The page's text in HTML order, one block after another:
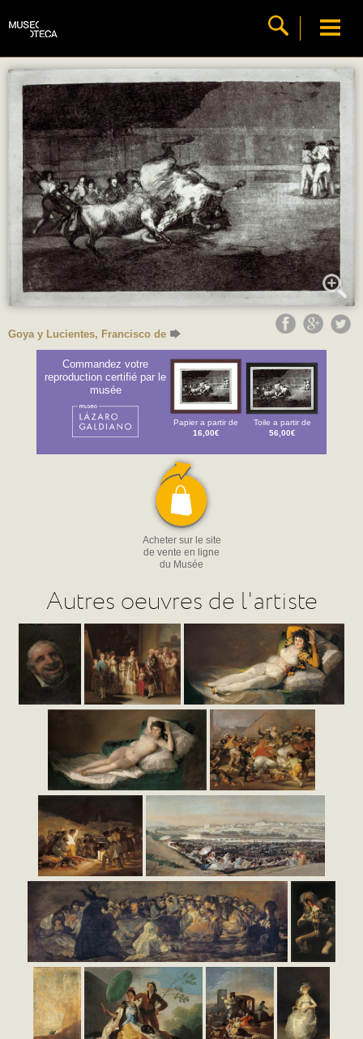
Goya y Lucientes, Francisco de
Commandez votre
reproduction certifié par le
musée
Papier a partir de
16,00€
Toile a partir de
56,00€
Acheter sur le site
de vente en ligne
du Musée
Autres oeuvres de l'artiste